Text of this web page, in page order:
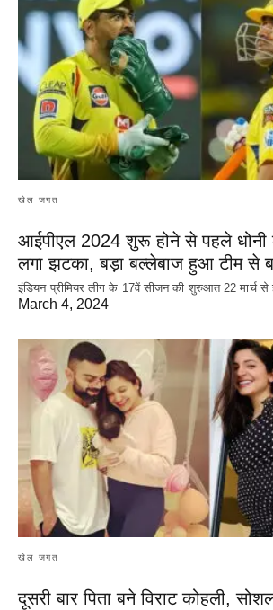
खेल जगत
आईपीएल 2024 शुरू होने से पहले धोनी
लगा झटका, बड़ा बल्लेबाज हुआ टीम से
इंडियन प्रीमियर लीग के 17वें सीजन की शुरुआत 22 मार्च से
March 4, 2024
खेल जगत
दूसरी बार‌ पिता बने विराट कोहली,